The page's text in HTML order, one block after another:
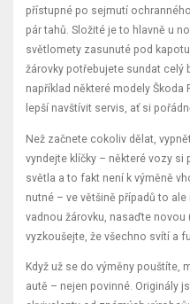
přístupné po sejmutí
pár tahů. Složité je to hlavně u
světlomety zasunuté pod
žárovky potřebujete sundat celý
například některé modely Škoda
lepší navštívit servis, ať si
Než začnete cokoliv dělat,
vyndejte klíčky – některé vozy
světla a to fakt není k výměně
nutné – ve většině případů to
vadnou žárovku, nasaďte novou
vyzkoušejte, že všechno svítí a
Když už se do výměny pouštíte,
autě – nejen povinné. Originály